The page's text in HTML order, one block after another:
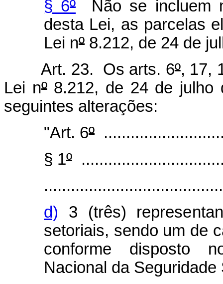
§ 6ºNão se incluem
desta Lei, as parcelas
Lei nº 8.212, de 24 de
Art. 23. Os arts. 6º, 17,
Lei nº8.212, de 24 de julho
seguintes alterações:
"Art. 6º
§ 1º
d) 3 (três)
setoriais, sendo um de
conforme disposto
Nacional da Seguridade